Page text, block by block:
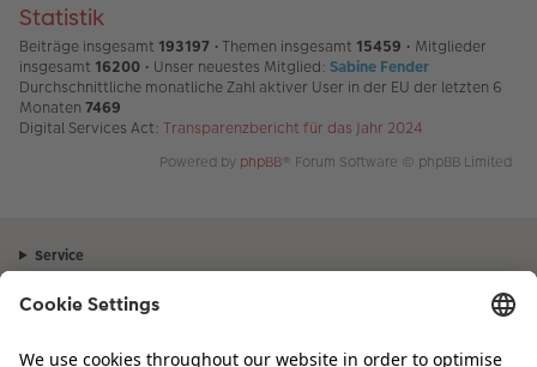
Statistik
Beiträge insgesamt 193197 • Themen insgesamt 15459 • Mitglieder
insgesamt 16200 • Unser neuestes Mitglied: Sabine Fender
Durchschnittliche monatliche Zahl aktiver User in der EU der letzten 6
Monaten 7469
Digital Services Act: Transparenzbericht für das Jahr 2024
Powered by phpBB® Forum Software © phpBB Limited
Service